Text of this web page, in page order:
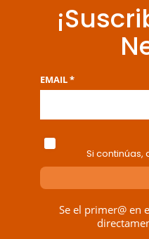
EMAIL *
Si
Se el primer@ en